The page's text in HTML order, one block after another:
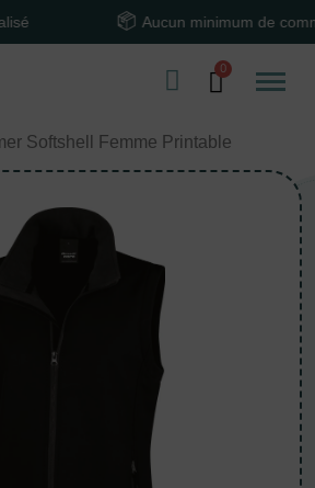
Aucun minimum de commande
Softshell Femme Printable